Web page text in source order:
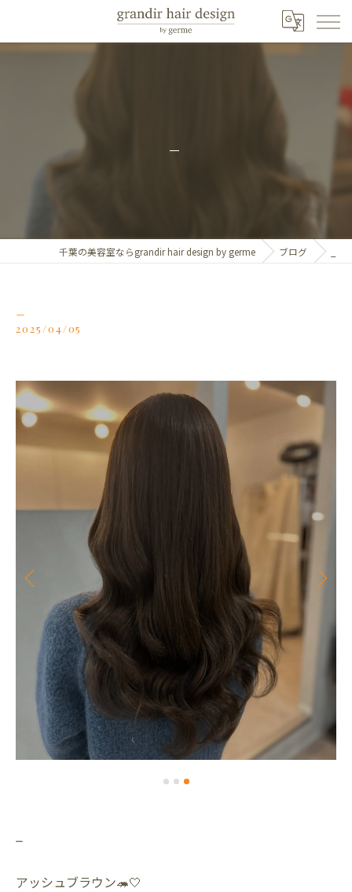
千葉の美容室ならgrandir hair design by germe ブログ
2025/04/05
アッシュブラウン🦔🤍